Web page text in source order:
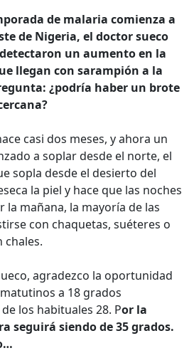
de malaria comienza a
de Nigeria, el doctor sueco
un aumento en la
llegan con sarampión a la
¿podría haber un brote
casi dos meses, y ahora un
a soplar desde el norte, el
sopla desde el desierto del
la piel y hace que las noches
la mañana, la mayoría de las
con chaquetas, suéteres o
chales.
agradezco la oportunidad
a 18 grados
los habituales 28. Por la
seguirá siendo de 35 grados.